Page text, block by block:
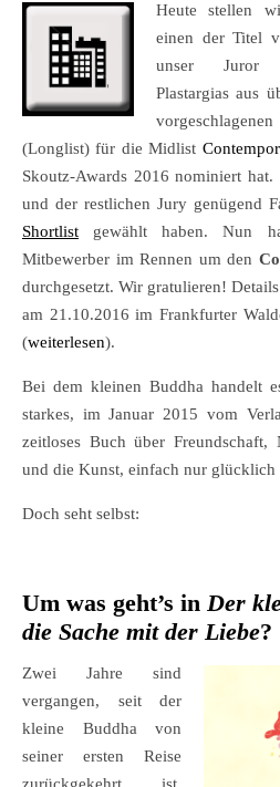
Heute stellen
einen der Titel
unser Juror
Plastargias aus
(Longlist) für die Midlist
Skoutz-Awards 2016 nominiert
und der restlichen Jury genügend
Shortlist gewählt haben. Nun
Mitbewerber im Rennen um den
durchgesetzt. Wir gratulieren!
am 21.10.2016 im Frankfurter
(weiterlesen).
Bei dem kleinen Buddha handelt
starkes, im Januar 2015 vom
zeitloses Buch über Freundschaft,
und die Kunst, einfach nur glücklich
Doch seht selbst:
Um was geht’s in Der
die Sache mit der Liebe?
Zwei Jahre sind
vergangen, seit der
kleine Buddha von
seiner ersten Reise